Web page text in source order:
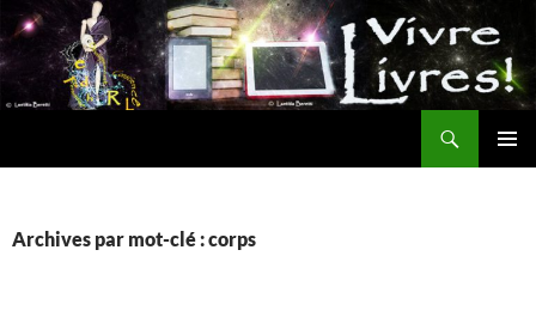
Aller
au
contenu
Archives par mot-clé : corps